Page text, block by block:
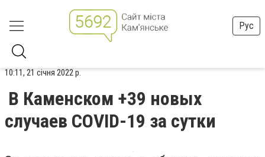
Рус
10:11, 21 січня 2022 р.
В Каменском +39 новых
случаев COVID-19 за сутки